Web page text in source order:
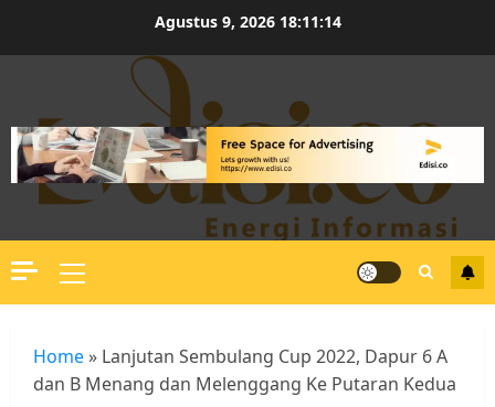
Agustus 9, 2026 18:11:15
Primary
Menu
Home » Lanjutan Sembulang Cup 2022, Dapur 6 A
dan B Menang dan Melenggang Ke Putaran Kedua